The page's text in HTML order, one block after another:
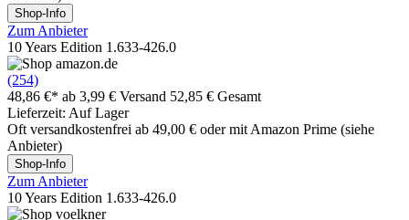
Shop-Info
Zum Anbieter
10 Years Edition 1.633-426.0
(254)
48,86 €* ab 3,99 € Versand 52,85 € Gesamt
Lieferzeit: Auf Lager
Oft versandkostenfrei ab 49,00 € oder mit Amazon Prime (siehe
Anbieter)
Shop-Info
Zum Anbieter
10 Years Edition 1.633-426.0